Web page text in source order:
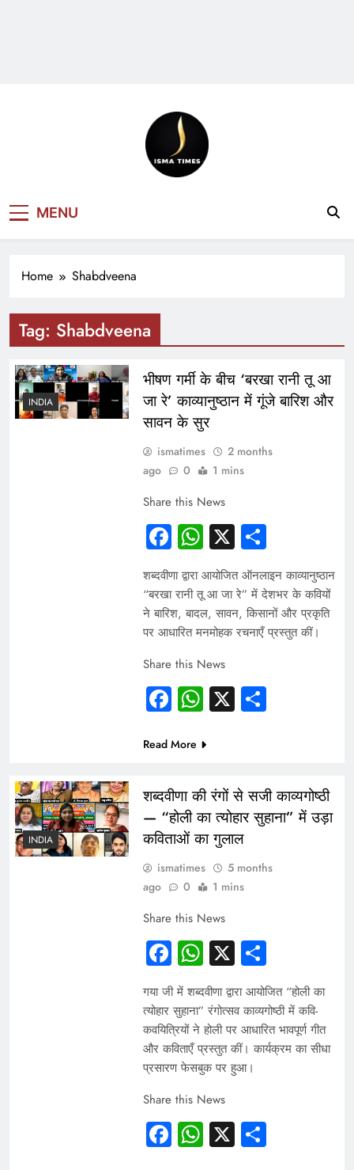
NEWS
MENU
Home Shabdveena
Tag: Shabdveena
INDIA
भीषण गर्मी के बीच ‘बरखा रानी तू आ
जा रे’ काव्यानुष्ठान में गूंजे बारिश और
सावन के सुर
ismatimes
2 months
ago
0 1 mins
Share this News
Facebook
WhatsApp
X Share
शब्दवीणा द्वारा आयोजित ऑनलाइन काव्यानुष्ठान
“बरखा रानी तू आ जा रे” में देशभर के कवियों
ने बारिश, बादल, सावन, किसानों और प्रकृति
पर आधारित मनमोहक रचनाएँ प्रस्तुत कीं।
Share this News
Facebook
WhatsApp
X Share
Read More
INDIA
शब्दवीणा की रंगों से सजी काव्यगोष्ठी
— “होली का त्योहार सुहाना” में उड़ा
कविताओं का गुलाल
ismatimes
5 months
ago
0 1 mins
Share this News
Facebook
WhatsApp
X Share
गया जी में शब्दवीणा द्वारा आयोजित “होली का
त्योहार सुहाना” रंगोत्सव काव्यगोष्ठी में कवि-
कवयित्रियों ने होली पर आधारित भावपूर्ण गीत
और कविताएँ प्रस्तुत कीं। कार्यक्रम का सीधा
प्रसारण फेसबुक पर हुआ।
Share this News
Facebook
WhatsApp
X Share